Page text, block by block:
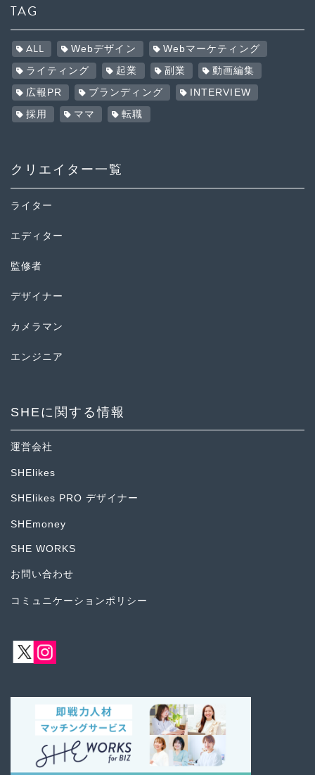
TAG
ALL Webデザイン Webマーケティング
ライティング 起業 副業 動画編集
広報PR ブランディング INTERVIEW
採用 ママ 転職
クリエイター一覧
ライター
エディター
監修者
デザイナー
カメラマン
エンジニア
SHEに関する情報
運営会社
SHElikes
SHElikes PRO デザイナー
SHEmoney
SHE WORKS
お問い合わせ
コミュニケーションポリシー